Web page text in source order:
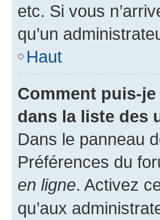
etc. Si vous
qu’un
Haut
Comment puis-
dans la liste des
Dans le panneau
Préférences du
en ligne. Activez
qu’aux